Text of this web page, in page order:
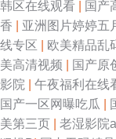
韩区在线观看
国产
香
亚洲图片婷婷五
线专区
欧美精品乱
美高清视频
国产原
影院
午夜福利在线
国产一区网曝吃瓜
美第三页
老湿影院